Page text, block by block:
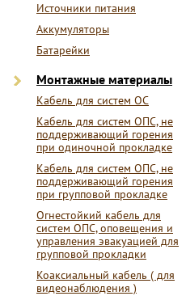
Источники питания
Аккумуляторы
Батарейки
Монтажные материалы
Кабель для систем ОС
Кабель для систем ОПС, не
поддерживающий горения
при одиночной прокладке
Кабель для систем ОПС, не
поддерживающий горения
при групповой прокладке
Огнестойкий кабель для
систем ОПС, оповещения и
управления эвакуацией для
групповой прокладки
Коаксиальный кабель ( для
видеонаблюдения )